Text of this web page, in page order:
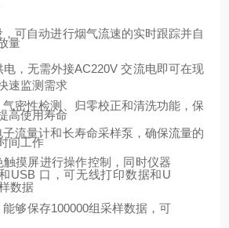
可自动进行烟气流速的实时跟踪并自
量
电，无需外接AC220V交流电即可在现
速监测需求
密性检测、归零校正和清洗功能，保
高使用寿命
流量计和长寿命采样泵，确保流量的
间工作
摸屏进行操作控制，同时仪器
USB 口，可无线打印数据和U
数据
够保存100000组采样数据，可